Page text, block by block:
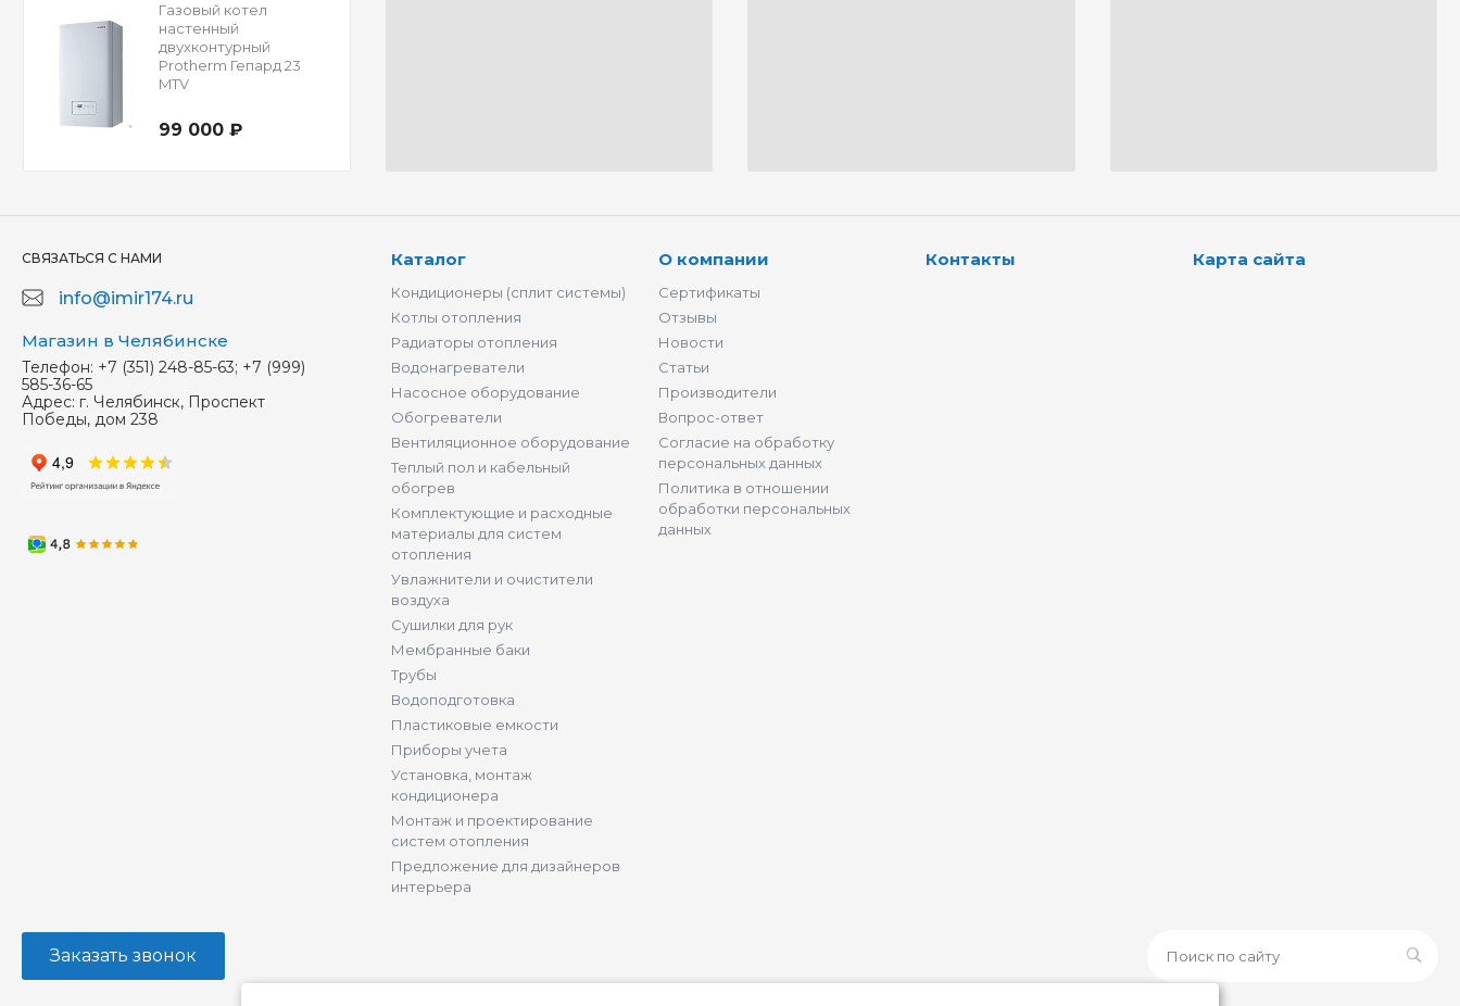
Газовый котел
настенный
двухконтурный
Protherm Гепард 23
MTV
99 000 ₽
СВЯЗАТЬСЯ С НАМИ
info@imir174.ru
Магазин в Челябинске
Телефон: +7 (351) 248-85-63; +7 (999)
585-36-65
Адрес: г. Челябинск, Проспект
Победы, дом 238
Каталог
Кондиционеры (сплит системы)
Котлы отопления
Радиаторы отопления
Водонагреватели
Насосное оборудование
Обогреватели
Вентиляционное оборудование
Теплый пол и кабельный
обогрев
Комплектующие и расходные
материалы для систем
отопления
Увлажнители и очистители
воздуха
Сушилки для рук
Мембранные баки
Трубы
Водоподготовка
Пластиковые емкости
Приборы учета
Установка, монтаж
кондиционера
Монтаж и проектирование
систем отопления
Предложение для дизайнеров
интерьера
О компании
Сертификаты
Отзывы
Новости
Статьи
Производители
Вопрос-ответ
Согласие на обработку
персональных данных
Политика в отношении
обработки персональных
данных
Контакты Карта сайта
Заказать звонок